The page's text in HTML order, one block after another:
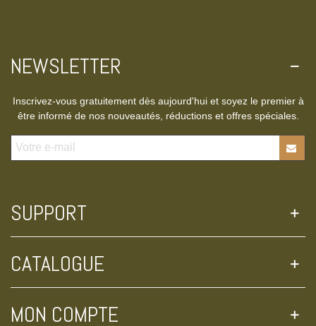
NEWSLETTER
Inscrivez-vous gratuitement dès aujourd'hui et soyez le premier à
être informé de nos nouveautés, réductions et offres spéciales.
SUPPORT
CATALOGUE
MON COMPTE